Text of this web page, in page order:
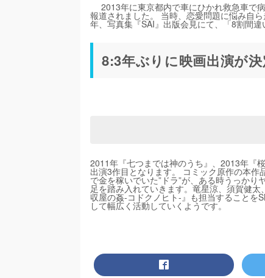
2013年に東京都内で車にひかれ救急車で
報道されました。 当時、恋愛問題に悩み自
年、写真集『SAI』出版会見にて、「8割間
8:3年ぶりに映画出演が
2011年『七つまでは神のうち』、2013年『
出演3作目となります。 コミック原作の本
で金を稼いでいた”ドラ”が、ある時うっか
足を踏み入れていきます。竜星涼、須賀健
収屋の姦-コドクノヒト-』も担当することを
して幅広く活動していくようです。